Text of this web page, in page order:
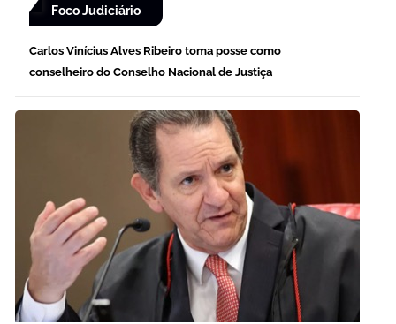
Foco Judiciário
Carlos Vinícius Alves Ribeiro toma posse como
conselheiro do Conselho Nacional de Justiça